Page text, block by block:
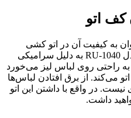
کف اتو
به کیفیت آن در اتو کشی
اشاره کرد. اتو مخزن دار روگن مدل RU-1040 به دلیل سرامیکی
به راحتی روی لباس لیز می‌خورد
می‌کند. از برق افتادن لباس‌ها
در واقع با داشتن این اتو
داشت.